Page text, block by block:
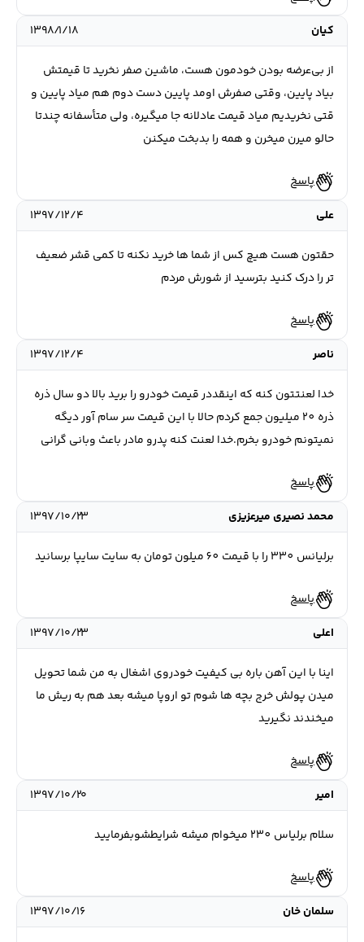
کیان
۱۳۹۸/۱/۱۸
از بی‌عرضه بودن خودمون هست، ماشین صفر نخرید تا قیمتش
بیاد پایین، وقتی صفرش اومد پایین دست دوم هم میاد پایین و
قتی نخریدیم میاد قیمت عادلانه جا میگیره، ولی متأسفانه چندتا
حالو میرن میخرن و همه را بدبخت میکنن
پاسخ
علی
۱۳۹۷/۱۲/۴
حقتون هست هیچ کس از شما ها خرید نکنه تا کمی قشر ضعیف
تر را درک کنید بترسید از شورش مردم
پاسخ
ناصر
۱۳۹۷/۱۲/۴
خدا لعنتتون کنه که اینقددر قیمت خودرو را برید بالا دو سال ذره
ذره 20 میلیون جمع کردم حالا با این قیمت سر سام آور دیگه
نمیتونم خودرو بخرم.خدا لعنت کنه پدرو مادر باعث وبانی گرانی
پاسخ
محمد نصیری میرعزیزی
۱۳۹۷/۱۰/۲۳
برلیانس 330 را با قیمت 60 میلون تومان به سایت سایپا برسانید
پاسخ
اعلی
۱۳۹۷/۱۰/۲۳
اینا با این آهن باره بی کیفیت خودروی اشغال به من شما تحویل
میدن پولش خرج بچه ها شوم تو اروپا میشه بعد هم به ریش ما
میخندند نگیرید
پاسخ
امیر
۱۳۹۷/۱۰/۲۰
سلام برلیاس 230 میخوام میشه شرایطشوبفرمایید
پاسخ
سلمان خان
۱۳۹۷/۱۰/۱۶